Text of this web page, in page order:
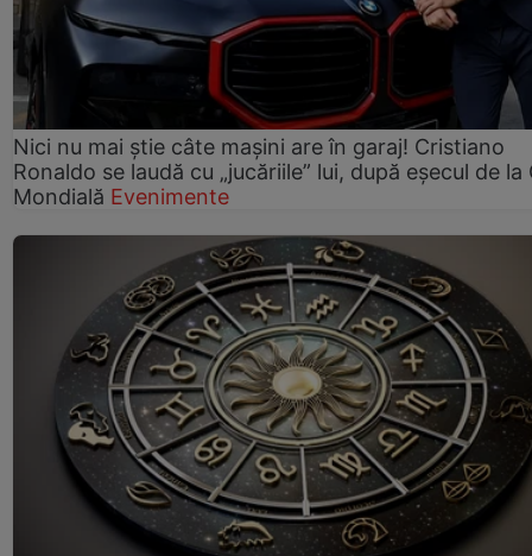
Nici nu mai știe câte mașini are în garaj! Cristiano
Ronaldo se laudă cu „jucăriile” lui, după eșecul de la
Mondială Evenimente